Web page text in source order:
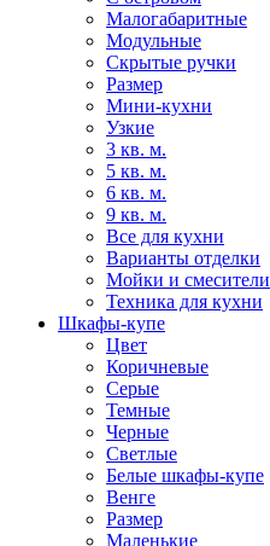
Малогабаритные
Модульные
Скрытые ручки
Размер
Мини-кухни
Узкие
3 кв. м.
5 кв. м.
6 кв. м.
9 кв. м.
Все для кухни
Варианты отделки
Мойки и смесители
Техника для кухни
Шкафы-купе
Цвет
Коричневые
Серые
Темные
Черные
Светлые
Белые шкафы-купе
Венге
Размер
Маленькие